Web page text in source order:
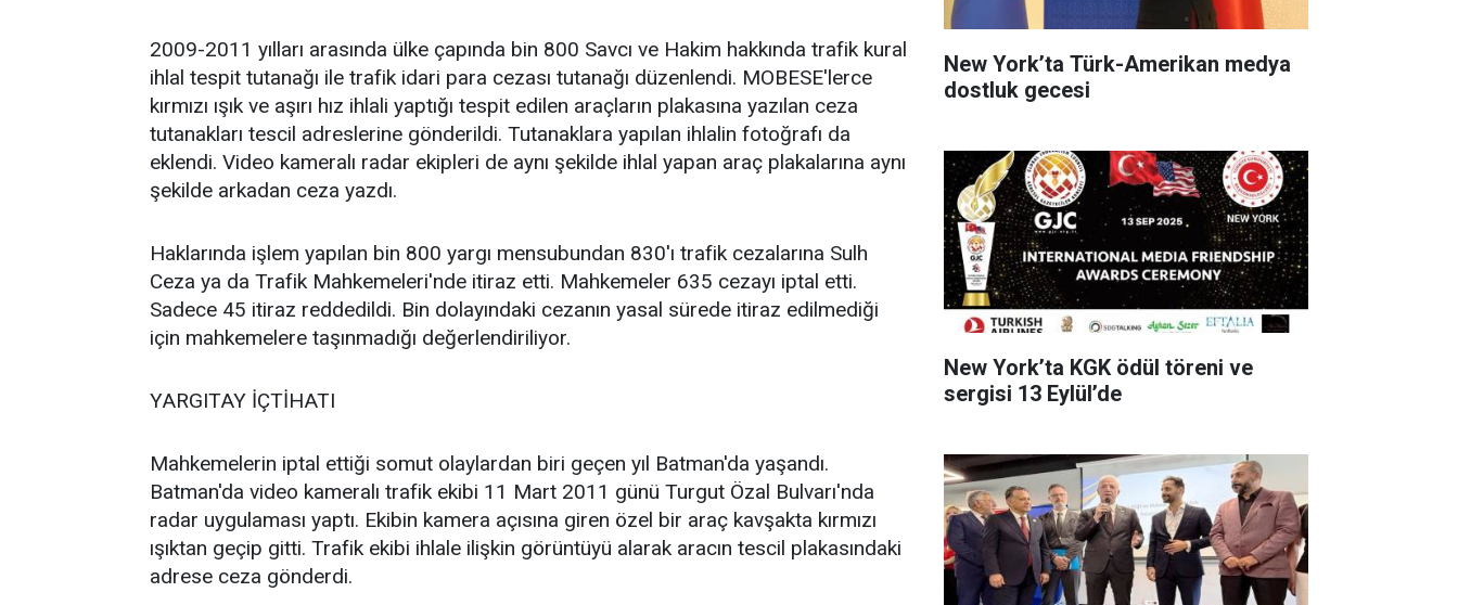
2009-2011 yılları arasında ülke çapında bin 800 Savcı ve Hakim hakkında trafik kural
ihlal tespit tutanağı ile trafik idari para cezası tutanağı düzenlendi. MOBESE'lerce
kırmızı ışık ve aşırı hız ihlali yaptığı tespit edilen araçların plakasına yazılan ceza
tutanakları tescil adreslerine gönderildi. Tutanaklara yapılan ihlalin fotoğrafı da
eklendi. Video kameralı radar ekipleri de aynı şekilde ihlal yapan araç plakalarına aynı
şekilde arkadan ceza yazdı.
Haklarında işlem yapılan bin 800 yargı mensubundan 830'ı trafik cezalarına Sulh
Ceza ya da Trafik Mahkemeleri'nde itiraz etti. Mahkemeler 635 cezayı iptal etti.
Sadece 45 itiraz reddedildi. Bin dolayındaki cezanın yasal sürede itiraz edilmediği
için mahkemelere taşınmadığı değerlendiriliyor.
YARGITAY İÇTİHATI
Mahkemelerin iptal ettiği somut olaylardan biri geçen yıl Batman'da yaşandı.
Batman'da video kameralı trafik ekibi 11 Mart 2011 günü Turgut Özal Bulvarı'nda
radar uygulaması yaptı. Ekibin kamera açısına giren özel bir araç kavşakta kırmızı
ışıktan geçip gitti. Trafik ekibi ihlale ilişkin görüntüyü alarak aracın tescil plakasındaki
adrese ceza gönderdi.
New York’ta Türk-Amerikan medya
dostluk gecesi
New York’ta KGK ödül töreni ve
sergisi 13 Eylül’de